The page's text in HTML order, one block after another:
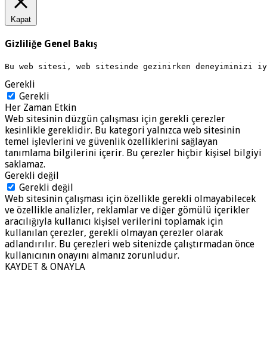
Kapat
Gizliliğe Genel Bakış
Bu web sitesi, web sitesinde gezinirken deneyiminizi
Gerekli
Gerekli
Her Zaman Etkin
Web sitesinin düzgün çalışması için gerekli çerezler
kesinlikle gereklidir. Bu kategori yalnızca web sitesinin
temel işlevlerini ve güvenlik özelliklerini sağlayan
tanımlama bilgilerini içerir. Bu çerezler hiçbir kişisel bilgiyi
saklamaz.
Gerekli değil
Gerekli değil
Web sitesinin çalışması için özellikle gerekli olmayabilecek
ve özellikle analizler, reklamlar ve diğer gömülü içerikler
aracılığıyla kullanıcı kişisel verilerini toplamak için
kullanılan çerezler, gerekli olmayan çerezler olarak
adlandırılır. Bu çerezleri web sitenizde çalıştırmadan önce
kullanıcının onayını almanız zorunludur.
KAYDET & ONAYLA